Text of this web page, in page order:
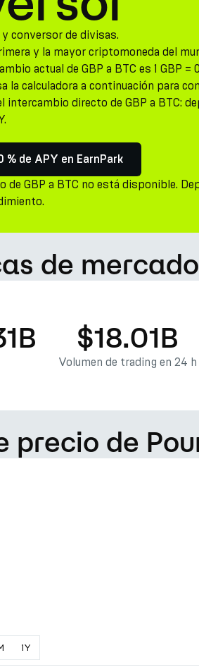
conversor de divisas.
y la mayor criptomoneda del
actual de GBP a BTC es 1 GBP =
la calculadora a continuación para
intercambio directo de GBP a BTC:
% de APY en EarnPark
de GBP a BTC no está disponible.
de
$18.01B
Volumen de trading en 24 h
precio de
1Y